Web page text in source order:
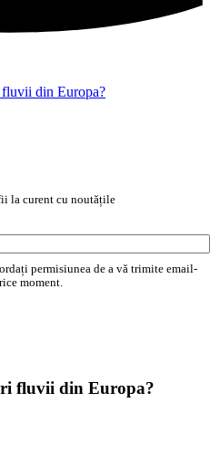
fluvii din Europa?
la curent cu noutățile
permisiunea de a vă trimite email-
moment.
fluvii din Europa?